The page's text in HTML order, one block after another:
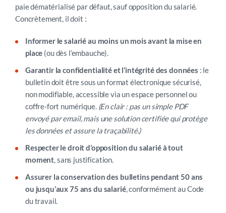
paie dématérialisé par défaut, sauf opposition du salarié.
Concrètement, il doit :
Informer le salarié au moins un mois avant la mise en
place (ou dès l’embauche).
Garantir la confidentialité et l’intégrité des données : le
bulletin doit être sous un format électronique sécurisé,
non modifiable, accessible via un espace personnel ou
coffre-fort numérique. (En clair : pas un simple PDF
envoyé par email, mais une solution certifiée qui protège
les données et assure la traçabilité.)
Respecter le droit d’opposition du salarié à tout
moment, sans justification.
Assurer la conservation des bulletins pendant 50 ans
ou jusqu’aux 75 ans du salarié, conformément au Code
du travail.